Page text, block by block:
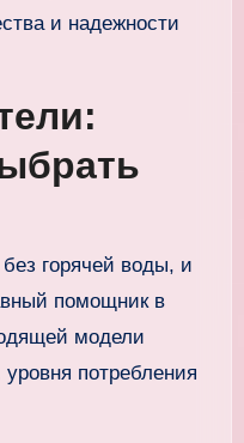
и надежности
горячей воды, и
помощник в
модели
потребления